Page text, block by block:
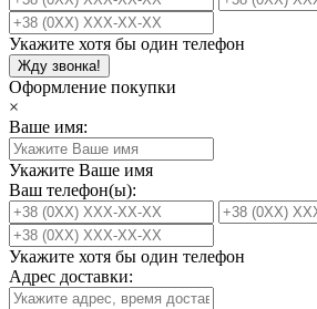
Укажите хотя бы один телефон
Жду звонка!
Оформление покупки
×
Ваше имя:
Укажите Ваше имя
Ваш телефон(ы):
Укажите хотя бы один телефон
Адрес доставки: